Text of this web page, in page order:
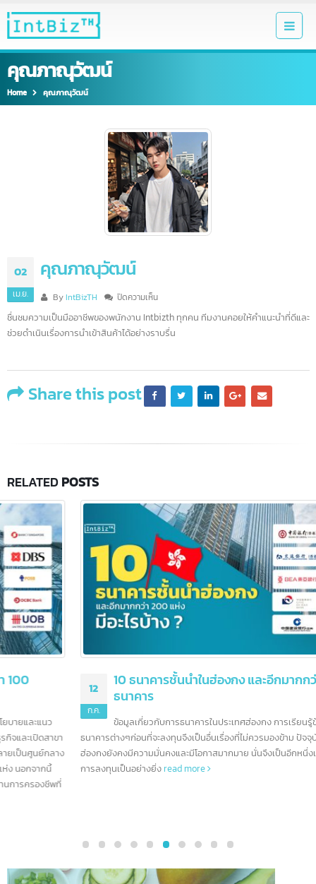
คุณภาณุวัฒน์
Home คุณภาณุวัฒน์
02 คุณภาณุวัฒน์
ByIntBizTH ปิดความเห็นบน
คุณ
ภาณุ
ชื่นชมความเป็นมืออาชีพของพนักงาน Intbizth ทุกคน ทีมงานคอยให้คำแนะนำที่ดี
Share this post
RELATED POSTS
12
ก.ค.
10 ธนาคารชั้นนำในฮ่องกง และอีกมากกว่า 200
ธนาคาร
ข้อมูลเกี่ยวกับการธนาคารในประเทศฮ่องกง การเรียนรู้ข้อมูลเบื้องต้นข
ธนาคารต่างๆก่อนที่จะลงทุนจึงเป็นอื่นเรื่องที่ไม่ควรมองข้าม ปัจจุบัน ตลาดธุรกิจ